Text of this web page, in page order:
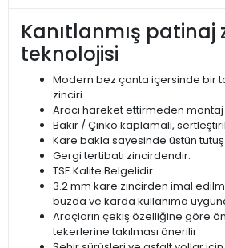
Kanıtlanmış patinaj
teknolojisi
Modern bez çanta içersinde bir
zinciri
Aracı hareket ettirmeden montaj
Bakır / Çinko kaplamalı,
Kare bakla sayesinde üstün
Gergi tertibatı zincirdendir.
TSE Kalite Belgelidir
3.2 mm kare zincirden imal
buzda ve karda kullanıma
Araçların çekiş özelliğine göre
tekerlerine takılması önerilir